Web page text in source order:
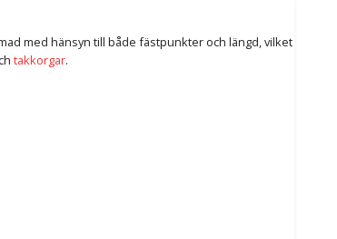
med hänsyn till både fästpunkter och längd, vilket
takkorgar.